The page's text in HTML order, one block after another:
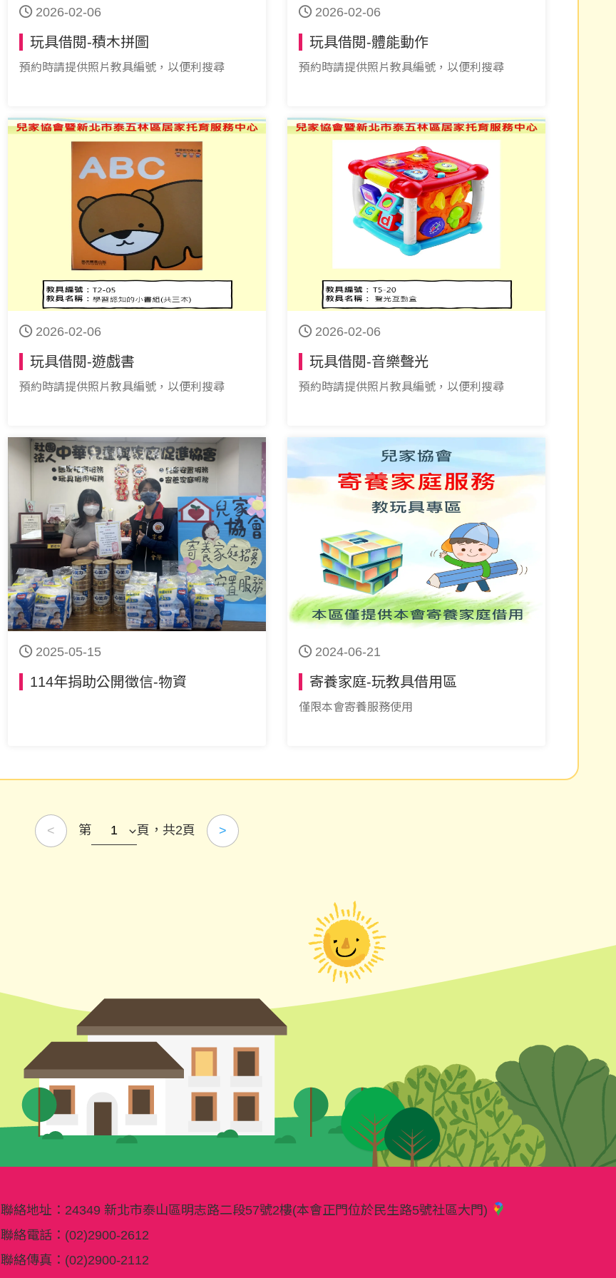
2026-02-06
玩具借閱-積木拼圖
預約時請提供照片教具編號，以便利搜尋
2026-02-06
玩具借閱-體能動作
預約時請提供照片教具編號，以便利搜尋
2026-02-06
玩具借閱-遊戲書
預約時請提供照片教具編號，以便利搜尋
2026-02-06
玩具借閱-音樂聲光
預約時請提供照片教具編號，以便利搜尋
2025-05-15
114年捐助公開徵信-物資
2024-06-21
寄養家庭-玩教具借用區
僅限本會寄養服務使用
< 第 頁，共2頁 >
聯絡地址： 24349 新北市泰山區明志路二段57號2樓(本會正門位於民生路5號社區大門)
聯絡電話： (02)2900-2612
聯絡傳真： (02)2900-2112